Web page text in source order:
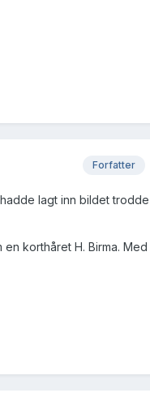
Forfatter
lagt inn bildet
korthåret H. Birma. Med